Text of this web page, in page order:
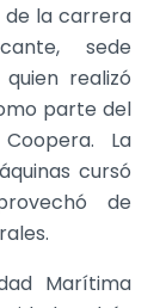
la carrera
sede
realizó
parte del
La
cursó
de
Marítima